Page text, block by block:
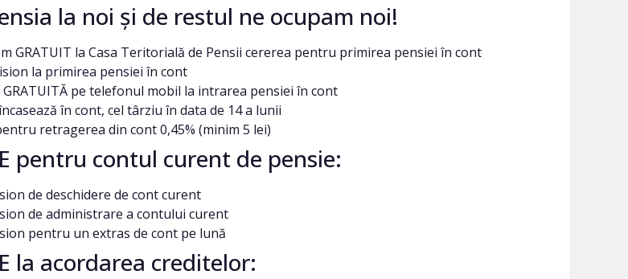
la noi și de restul ne ocupam noi!
GRATUIT la Casa Teritorială de Pensii cererea pentru primirea pensiei în cont
la primirea pensiei în cont
pe telefonul mobil la intrarea pensiei în cont
în cont, cel târziu în data de 14 a lunii
retragerea din cont 0,45% (minim 5 lei)
pentru contul curent de pensie:
de deschidere de cont curent
de administrare a contului curent
pentru un extras de cont pe lună
la acordarea creditelor: